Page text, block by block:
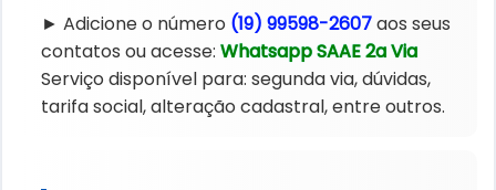
► Adicione o número (19) 99598-2607aos seus
contatos ou acesse:Whatsapp SAAE 2a Via
Serviço disponível para: segunda via, dúvidas,
tarifa social, alteração cadastral, entre outros.